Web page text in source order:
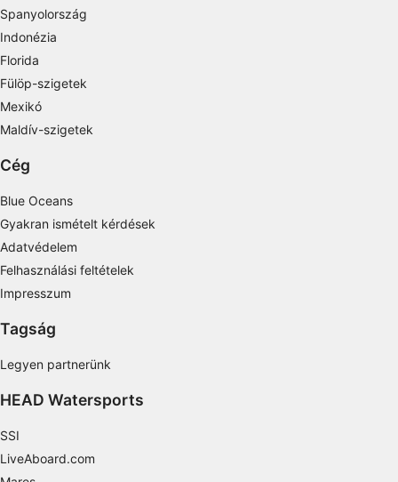
Spanyolország
Indonézia
Florida
Fülöp-szigetek
Mexikó
Maldív-szigetek
Cég
Blue Oceans
Gyakran ismételt kérdések
Adatvédelem
Felhasználási feltételek
Impresszum
Tagság
Legyen partnerünk
HEAD Watersports
SSI
LiveAboard.com
Store and/or access information on a device
Create profiles for personalised advertising
Use profiles to select personalised
advertising
Use profiles to select personalised content
Measure advertising performance
Understand audiences through statistics or
combinations of data from different sources
Develop and improve services
Use limited data to select content
IAB Special Features:
Use precise geolocation data